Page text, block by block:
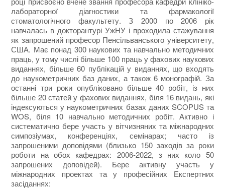
лабораторної діагностики та фармакології
стоматологічного факультету. З 2000 по 2006 рік
навчалась в докторантурі УжНУ і проходила стажування
як запрошений професор Пенсільванського університету,
США. Має понад 300 наукових та навчально методичних
праць, у тому числі більше 100 праць у фахових наукових
виданнях, більше 60 публікацій у виданнях, що входять
до наукометричних баз даних, а також 6 монографій. За
останні три роки опубліковано більше 40 робіт, із них
більше 20 статей у фахових виданнях, біля 16 видань, які
індексуються у наукометричних базах даних SCOPUS та
WOS, біля 10 навчально методичних робіт. Активно і
систематично бере участь у вітчизняних та міжнародних
симпозіумах, конференціях, семінарах; часто із
запрошеними доповідями (близько 150 заходів за роки
роботи на обох кафедрах: 2006-2022, з них коло 50
запрошених доповідей). Бере активну участь у
міжнародних проектах та у професійних Експертних
засіданнях: